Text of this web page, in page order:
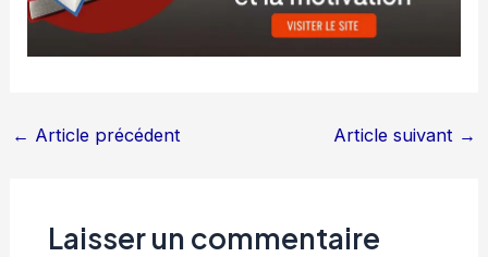
← Article précédent Article suivant →
Laisser un commentaire